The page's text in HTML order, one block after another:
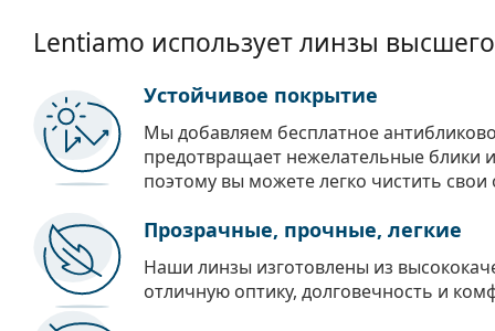
Lentiamo использует линзы высшего
Устойчивое покрытие
Мы добавляем бесплатное
предотвращает нежелательные блики
поэтому вы можете легко чистить свои
Прозрачные, прочные, легкие
Наши линзы изготовлены из
отличную оптику, долговечность и